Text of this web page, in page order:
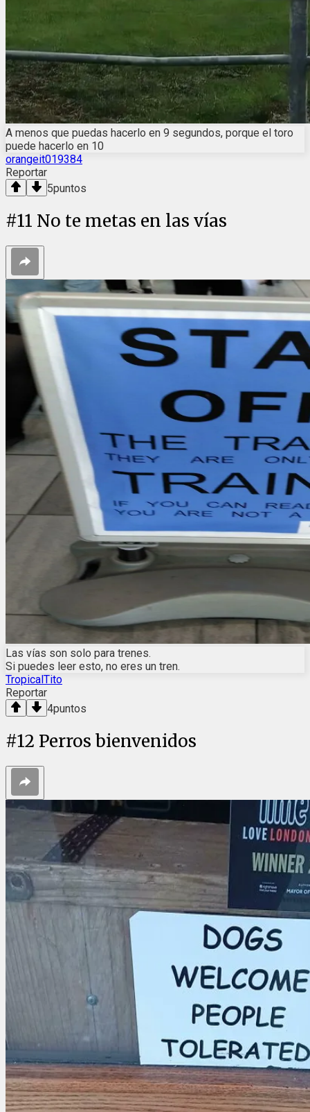
A menos que puedas hacerlo en 9 segundos, porque el toro
puede hacerlo en 10
orangeit019384
Reportar
5puntos
#11 No te metas en las vías
Las vías son solo para trenes.
Si puedes leer esto, no eres un tren.
TropicalTito
Reportar
4puntos
#12 Perros bienvenidos